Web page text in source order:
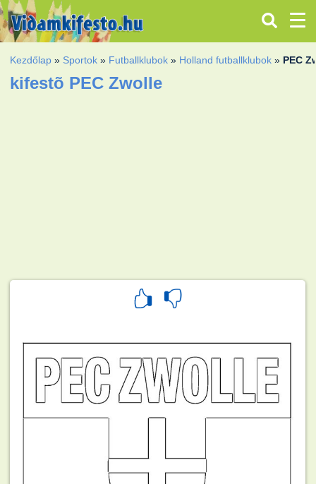
Kezdőlap » Sportok » Futballklubok » Holland futballklubok » PEC
kifestõ PEC Zwolle